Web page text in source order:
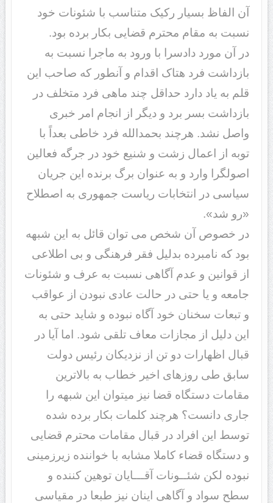
آن الفاظ بسیار رکیک متناسب با شئونات خود
نسبت به مقام محترم قضایی بکار برده بود.
در آن مورد دادسرا با ورود به ماجرا نسبت به
بازداشت فرد هتاک اقدام و آنطور که صاحب این
قلم به یاد دارد حداقل چند ماهی فرد متخلف در
بازداشت بسر برد و دیگر از انجام امر خبری
واصل نشد. هرچند بحمدالله فرد خاطی بعداً با
توبه از اعمال زشت و شنیع خود در جرگه فعالین
اصولگرا وارد و به عنوان برگ برنده این جریان
سیاسی در انتخابات ریاست جمهوری به اصطلاح
«رو شد».
در خصوص آن شخص می­ توان قائل به این شبهه
بود که نامبرده بدلیل فقر فرهنگی و بی ­اطلاعی
از قوانین و عدم آگاهی نسبت به عرف و شئونات
جامعه و یا حتی در حالت عادی نبودن از عواقب
و تبعات سخنان خود آگاه نبوده و شاید حتی به
این دلیل از مجازات معاف تلقی شود. اما آیا در
قبال اظهارات دو تن از نزدیکان رئیس دولت
سابق طی روزهای اخیر خطاب به بالاترین
مقامات دستگاه قضا نیز می­توان این شبهه را
جاری دانست؟ هرچند کلمات بکار برده شده
توسط این افراد در قبال مقامات محترم قضایی
و دستگاه قضاء کاملا مشابه با خواننده زیرزمینی
نبوده لکن شئــونات آقـــایان توهین­ کننده و
سطح سواد و آگاهی اینان نیز طبعا در مقیاسی